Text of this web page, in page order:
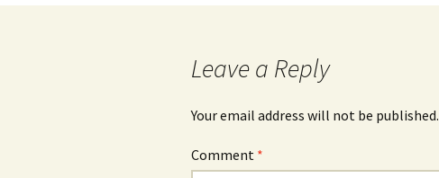
Leave a Reply
Your email address will not be published.
Comment *